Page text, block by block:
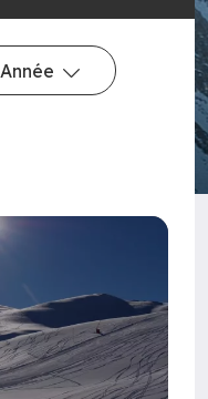
Année